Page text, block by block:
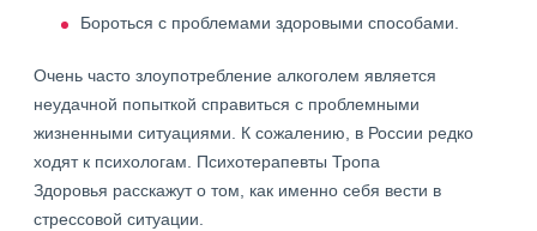
Бороться с проблемами здоровыми способами.
Очень часто злоупотребление алкоголем является
неудачной попыткой справиться с проблемными
жизненными ситуациями. К сожалению, в России редко
ходят к психологам. Психотерапевты Тропа
Здоровья расскажут о том, как именно себя вести в
стрессовой ситуации.